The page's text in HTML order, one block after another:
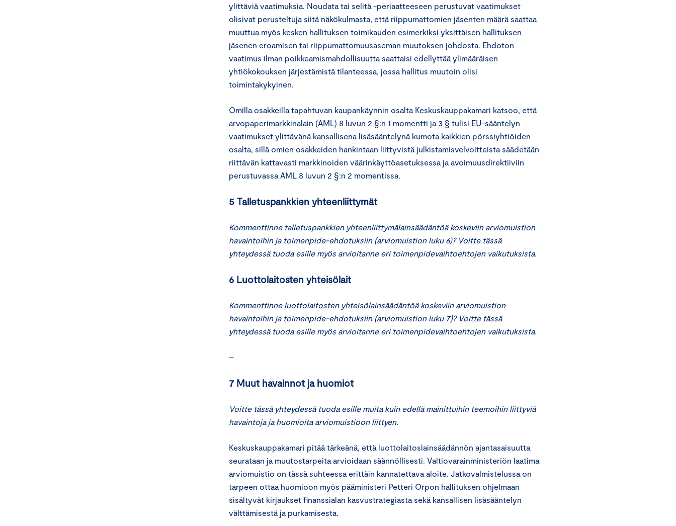
ylittäviä vaatimuksia. Noudata tai selitä -periaatteeseen perustuvat vaatimukset
olisivat perusteltuja siitä näkökulmasta, että riippumattomien jäsenten määrä saattaa
muuttua myös kesken hallituksen toimikauden esimerkiksi yksittäisen hallituksen
jäsenen eroamisen tai riippumattomuusaseman muutoksen johdosta. Ehdoton
vaatimus ilman poikkeamismahdollisuutta saattaisi edellyttää ylimääräisen
yhtiökokouksen järjestämistä tilanteessa, jossa hallitus muutoin olisi
toimintakykyinen.
Omilla osakkeilla tapahtuvan kaupankäynnin osalta Keskuskauppakamari katsoo, että
arvopaperimarkkinalain (AML) 8 luvun 2 §:n 1 momentti ja 3 § tulisi EU-sääntelyn
vaatimukset ylittävänä kansallisena lisäsääntelynä kumota kaikkien pörssiyhtiöiden
osalta, sillä omien osakkeiden hankintaan liittyvistä julkistamisvelvoitteista säädetään
riittävän kattavasti markkinoiden väärinkäyttöasetuksessa ja avoimuusdirektiiviin
perustuvassa AML 8 luvun 2 §:n 2 momentissa.
5 Talletuspankkien yhteenliittymät
Kommenttinne talletuspankkien yhteenliittymälainsäädäntöä koskeviin arviomuistion
havaintoihin ja toimenpide-ehdotuksiin (arviomuistion luku 6)? Voitte tässä
yhteydessä tuoda esille myös arvioitanne eri toimenpidevaihtoehtojen vaikutuksista.
6 Luottolaitosten yhteisölait
Kommenttinne luottolaitosten yhteisölainsäädäntöä koskeviin arviomuistion
havaintoihin ja toimenpide-ehdotuksiin (arviomuistion luku 7)? Voitte tässä
yhteydessä tuoda esille myös arvioitanne eri toimenpidevaihtoehtojen vaikutuksista.
–
7 Muut havainnot ja huomiot
Voitte tässä yhteydessä tuoda esille muita kuin edellä mainittuihin teemoihin liittyviä
havaintoja ja huomioita arviomuistioon liittyen.
Keskuskauppakamari pitää tärkeänä, että luottolaitoslainsäädännön ajantasaisuutta
seurataan ja muutostarpeita arvioidaan säännöllisesti. Valtiovarainministeriön laatima
arviomuistio on tässä suhteessa erittäin kannatettava aloite. Jatkovalmistelussa on
tarpeen ottaa huomioon myös pääministeri Petteri Orpon hallituksen ohjelmaan
sisältyvät kirjaukset finanssialan kasvustrategiasta sekä kansallisen lisäsääntelyn
välttämisestä ja purkamisesta.